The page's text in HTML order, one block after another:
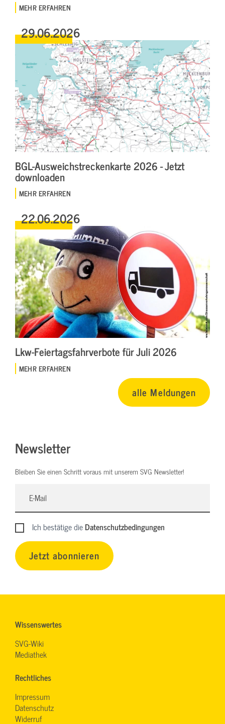
MEHR ERFAHREN
29.06.2026
BGL-Ausweichstreckenkarte 2026 - Jetzt
downloaden
MEHR ERFAHREN
22.06.2026
Lkw-Feiertagsfahrverbote für Juli 2026
MEHR ERFAHREN
alle Meldungen
Newsletter
Bleiben Sie einen Schritt voraus mit unserem SVG Newsletter!
Ich bestätige dieDatenschutzbedingungen
Jetzt abonnieren
Wissenswertes
SVG-Wiki
Mediathek
Rechtliches
Impressum
Datenschutz
Widerruf